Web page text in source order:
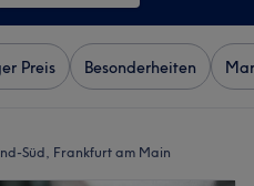
Preis Besonderheiten
Süd, Frankfurt am Main